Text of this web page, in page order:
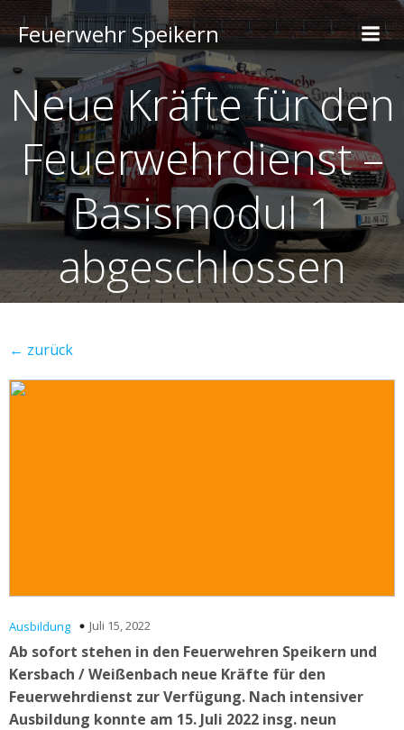
Feuerwehr Speikern
Neue Kräfte für den
Feuerwehrdienst –
Basismodul 1
abgeschlossen
← zurück
Ausbildung Juli 15, 2022
Ab sofort stehen in den Feuerwehren Speikern und
Kersbach / Weißenbach neue Kräfte für den
Feuerwehrdienst zur Verfügung. Nach intensiver
Ausbildung konnte am 15. Juli 2022 insg. neun